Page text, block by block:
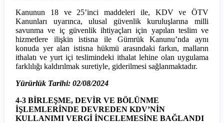
Kanunun 18 ve 25’inci maddeleri ile, KDV ve ÖTV
Kanunları uyarınca, ulusal güvenlik kuruluşlarına milli
savunma ve iç güvenlik ihtiyaçları için yapılan teslim ve
hizmetlere ilişkin istisna ile Gümrük Kanunu’nda aynı
konuda yer alan istisna hükmü arasındaki farkın, malların
ithalatı ve yurt içi teslimindeki ithalat lehine olan uygulama
farklılığı kaldırılmak suretiyle, giderilmesi sağlanmaktadır.
Yürürlük Tarihi: 02/08/2024
4-3 BİRLEŞME, DEVİR VE BÖLÜNME
İŞLEMLERİNDE DEVREDEN KDV’NİN
KULLANIMI VERGİ İNCELEMESİNE BAĞLANDI